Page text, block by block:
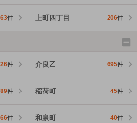
63件 上町四丁目 206件
26件 介良乙 695件
89件 稲荷町 45件
66件 和泉町 40件